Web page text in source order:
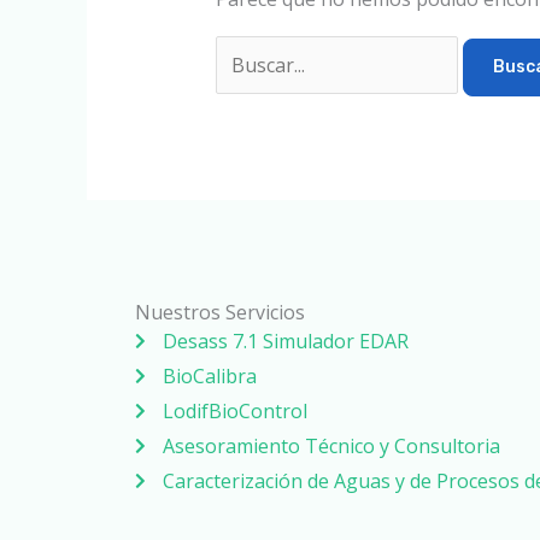
Nuestros Servicios
Desass 7.1 Simulador EDAR
BioCalibra
LodifBioControl
Asesoramiento Técnico y Consultoria
Caracterización de Aguas y de Procesos